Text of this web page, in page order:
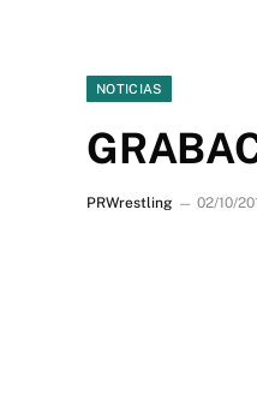
NOTICIAS
PRWrestling 02/10/